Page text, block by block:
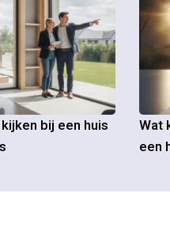
bij een huis
Wat
een